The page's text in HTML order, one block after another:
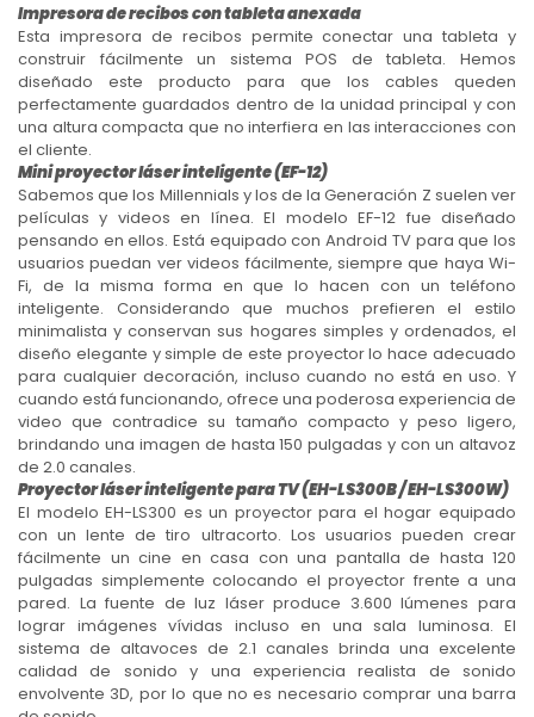
Impresora de recibos con tableta anexada
Esta impresora de recibos permite conectar una tableta y
construir fácilmente un sistema POS de tableta. Hemos
diseñado este producto para que los cables queden
perfectamente guardados dentro de la unidad principal y con
una altura compacta que no interfiera en las interacciones con
el cliente.
Mini proyector láser inteligente (EF-12)
Sabemos que los Millennials y los de la Generación Z suelen ver
películas y videos en línea. El modelo EF-12 fue diseñado
pensando en ellos. Está equipado con Android TV para que los
usuarios puedan ver videos fácilmente, siempre que haya Wi-
Fi, de la misma forma en que lo hacen con un teléfono
inteligente. Considerando que muchos prefieren el estilo
minimalista y conservan sus hogares simples y ordenados, el
diseño elegante y simple de este proyector lo hace adecuado
para cualquier decoración, incluso cuando no está en uso. Y
cuando está funcionando, ofrece una poderosa experiencia de
video que contradice su tamaño compacto y peso ligero,
brindando una imagen de hasta 150 pulgadas y con un altavoz
de 2.0 canales.
Proyector láser inteligente para TV (EH-LS300B / EH-LS300W)
El modelo EH-LS300 es un proyector para el hogar equipado
con un lente de tiro ultracorto. Los usuarios pueden crear
fácilmente un cine en casa con una pantalla de hasta 120
pulgadas simplemente colocando el proyector frente a una
pared. La fuente de luz láser produce 3.600 lúmenes para
lograr imágenes vívidas incluso en una sala luminosa. El
sistema de altavoces de 2.1 canales brinda una excelente
calidad de sonido y una experiencia realista de sonido
envolvente 3D, por lo que no es necesario comprar una barra